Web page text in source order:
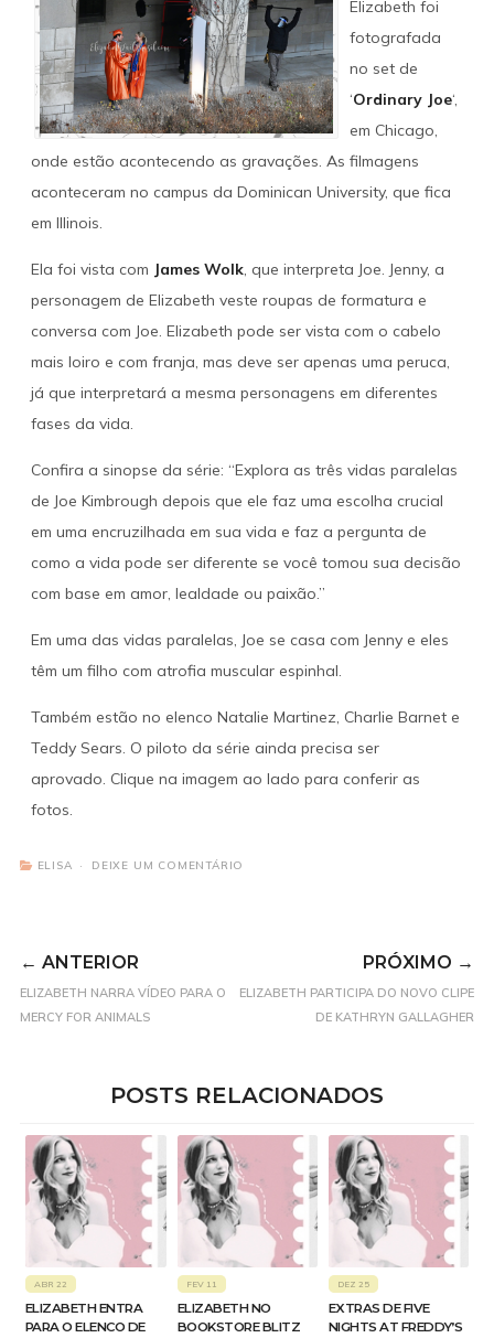
Elizabeth foi
fotografada
no set de
‘Ordinary Joe‘,
em Chicago,
onde estão acontecendo as gravações. As filmagens
aconteceram no campus da Dominican University, que fica
em Illinois.
Ela foi vista com James Wolk, que interpreta Joe. Jenny, a
personagem de Elizabeth veste roupas de formatura e
conversa com Joe. Elizabeth pode ser vista com o cabelo
mais loiro e com franja, mas deve ser apenas uma peruca,
já que interpretará a mesma personagens em diferentes
fases da vida.
Confira a sinopse da série: “Explora as três vidas paralelas
de Joe Kimbrough depois que ele faz uma escolha crucial
em uma encruzilhada em sua vida e faz a pergunta de
como a vida pode ser diferente se você tomou sua decisão
com base em amor, lealdade ou paixão.”
Em uma das vidas paralelas, Joe se casa com Jenny e eles
têm um filho com atrofia muscular espinhal.
Também estão no elenco Natalie Martinez, Charlie Barnet e
Teddy Sears. O piloto da série ainda precisa ser
aprovado. Clique na imagem ao lado para conferir as
fotos.
ELISA DEIXE UM COMENTÁRIO
← ANTERIOR
ELIZABETH NARRA VÍDEO PARA O
MERCY FOR ANIMALS
PRÓXIMO →
ELIZABETH PARTICIPA DO NOVO CLIPE
DE KATHRYN GALLAGHER
POSTS RELACIONADOS
ABR 22
ELIZABETH ENTRA
PARA O ELENCO DE
FEV 11
ELIZABETH NO
BOOKSTORE BLITZ
DEZ 25
EXTRAS DE FIVE
NIGHTS AT FREDDY’S